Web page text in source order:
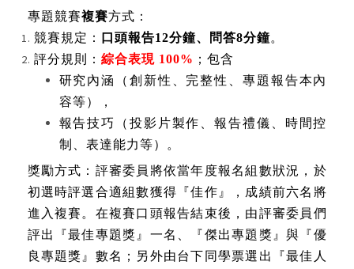
專題競賽複賽方式：
競賽規定：
口頭報告12分鐘、問答8分鐘。
評分規則： 綜合表現100% ；包含
研究內涵（創新性、完整性、專題報告本內
容等），
報告技巧（投影片製作、報告禮儀、時間控
制、表達能力等）。
獎勵方式：評審委員將依當年度報名組數狀況，於
初選時評選合適組數獲得『佳作』，成績前六名將
進入複賽。在複賽口頭報告結束後，由評審委員們
評出『最佳專題獎』一名、『傑出專題獎』與『優
良專題獎』數名；另外由台下同學票選出『最佳人